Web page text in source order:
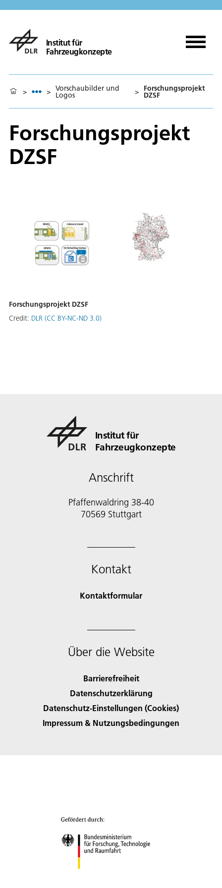
Institut für
Fahrzeugkonzepte
> > Vorschaubilder und
Logos > Forschungsprojekt
DZSF
Forschungsprojekt
DZSF
Forschungsprojekt DZSF
Credit: DLR (CC BY-NC-ND 3.0)
Institut für
Fahrzeugkonzepte
Anschrift
Pfaffenwaldring 38-40
70569 Stuttgart
Kontakt
Kontaktformular
Über die Website
Barrierefreiheit
Datenschutzerklärung
Datenschutz-Einstellungen (Cookies)
Impressum & Nutzungsbedingungen